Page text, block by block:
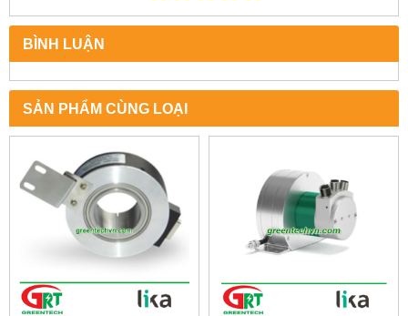
BÌNH LUẬN
SẢN PHẨM CÙNG LOẠI